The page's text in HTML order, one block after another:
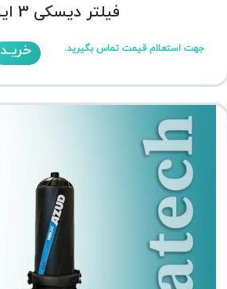
فیلتر دیسکی 3 اینچ
جهت استعلام قیمت تماس بگیرید. خریـد